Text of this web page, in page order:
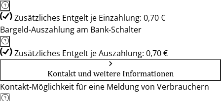
Zusätzliches Entgelt je Einzahlung: 0,70 €
Bargeld-Auszahlung am Bank-Schalter
Zusätzliches Entgelt je Auszahlung: 0,70 €
Kontakt und weitere Informationen
Kontakt-Möglichkeit für eine Meldung von Verbrauchern